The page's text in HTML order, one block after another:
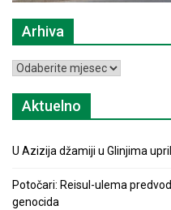
Arhiva
Arhiva
Aktuelno
U Azizija džamiji u Glinjima
Potočari: Reisul-ulema
genocida